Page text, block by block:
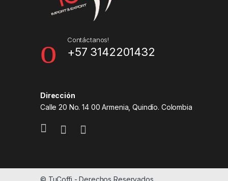
Contáctanos!
+57 3142201432
Dirección
Calle 20 No. 14 00 Armenia, Quindío. Colombia